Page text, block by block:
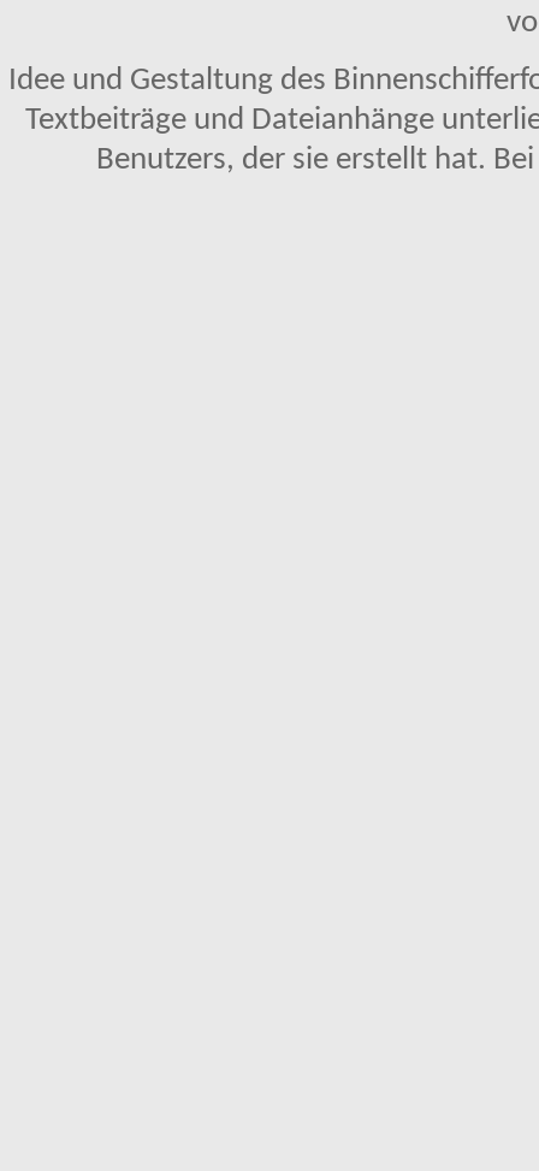
Idee und Gestaltung des
Textbeiträge und Dateianhänge
Benutzers, der sie erstellt hat.